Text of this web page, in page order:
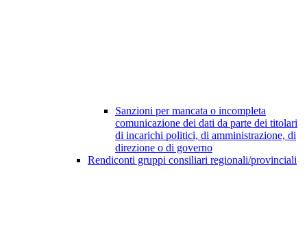
Sanzioni per mancata o incompleta
comunicazione dei dati da parte dei titolari
di incarichi politici, di amministrazione, di
direzione o di governo
Rendiconti gruppi consiliari regionali/provinciali